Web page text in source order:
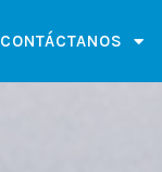
CONTÁCTANOS